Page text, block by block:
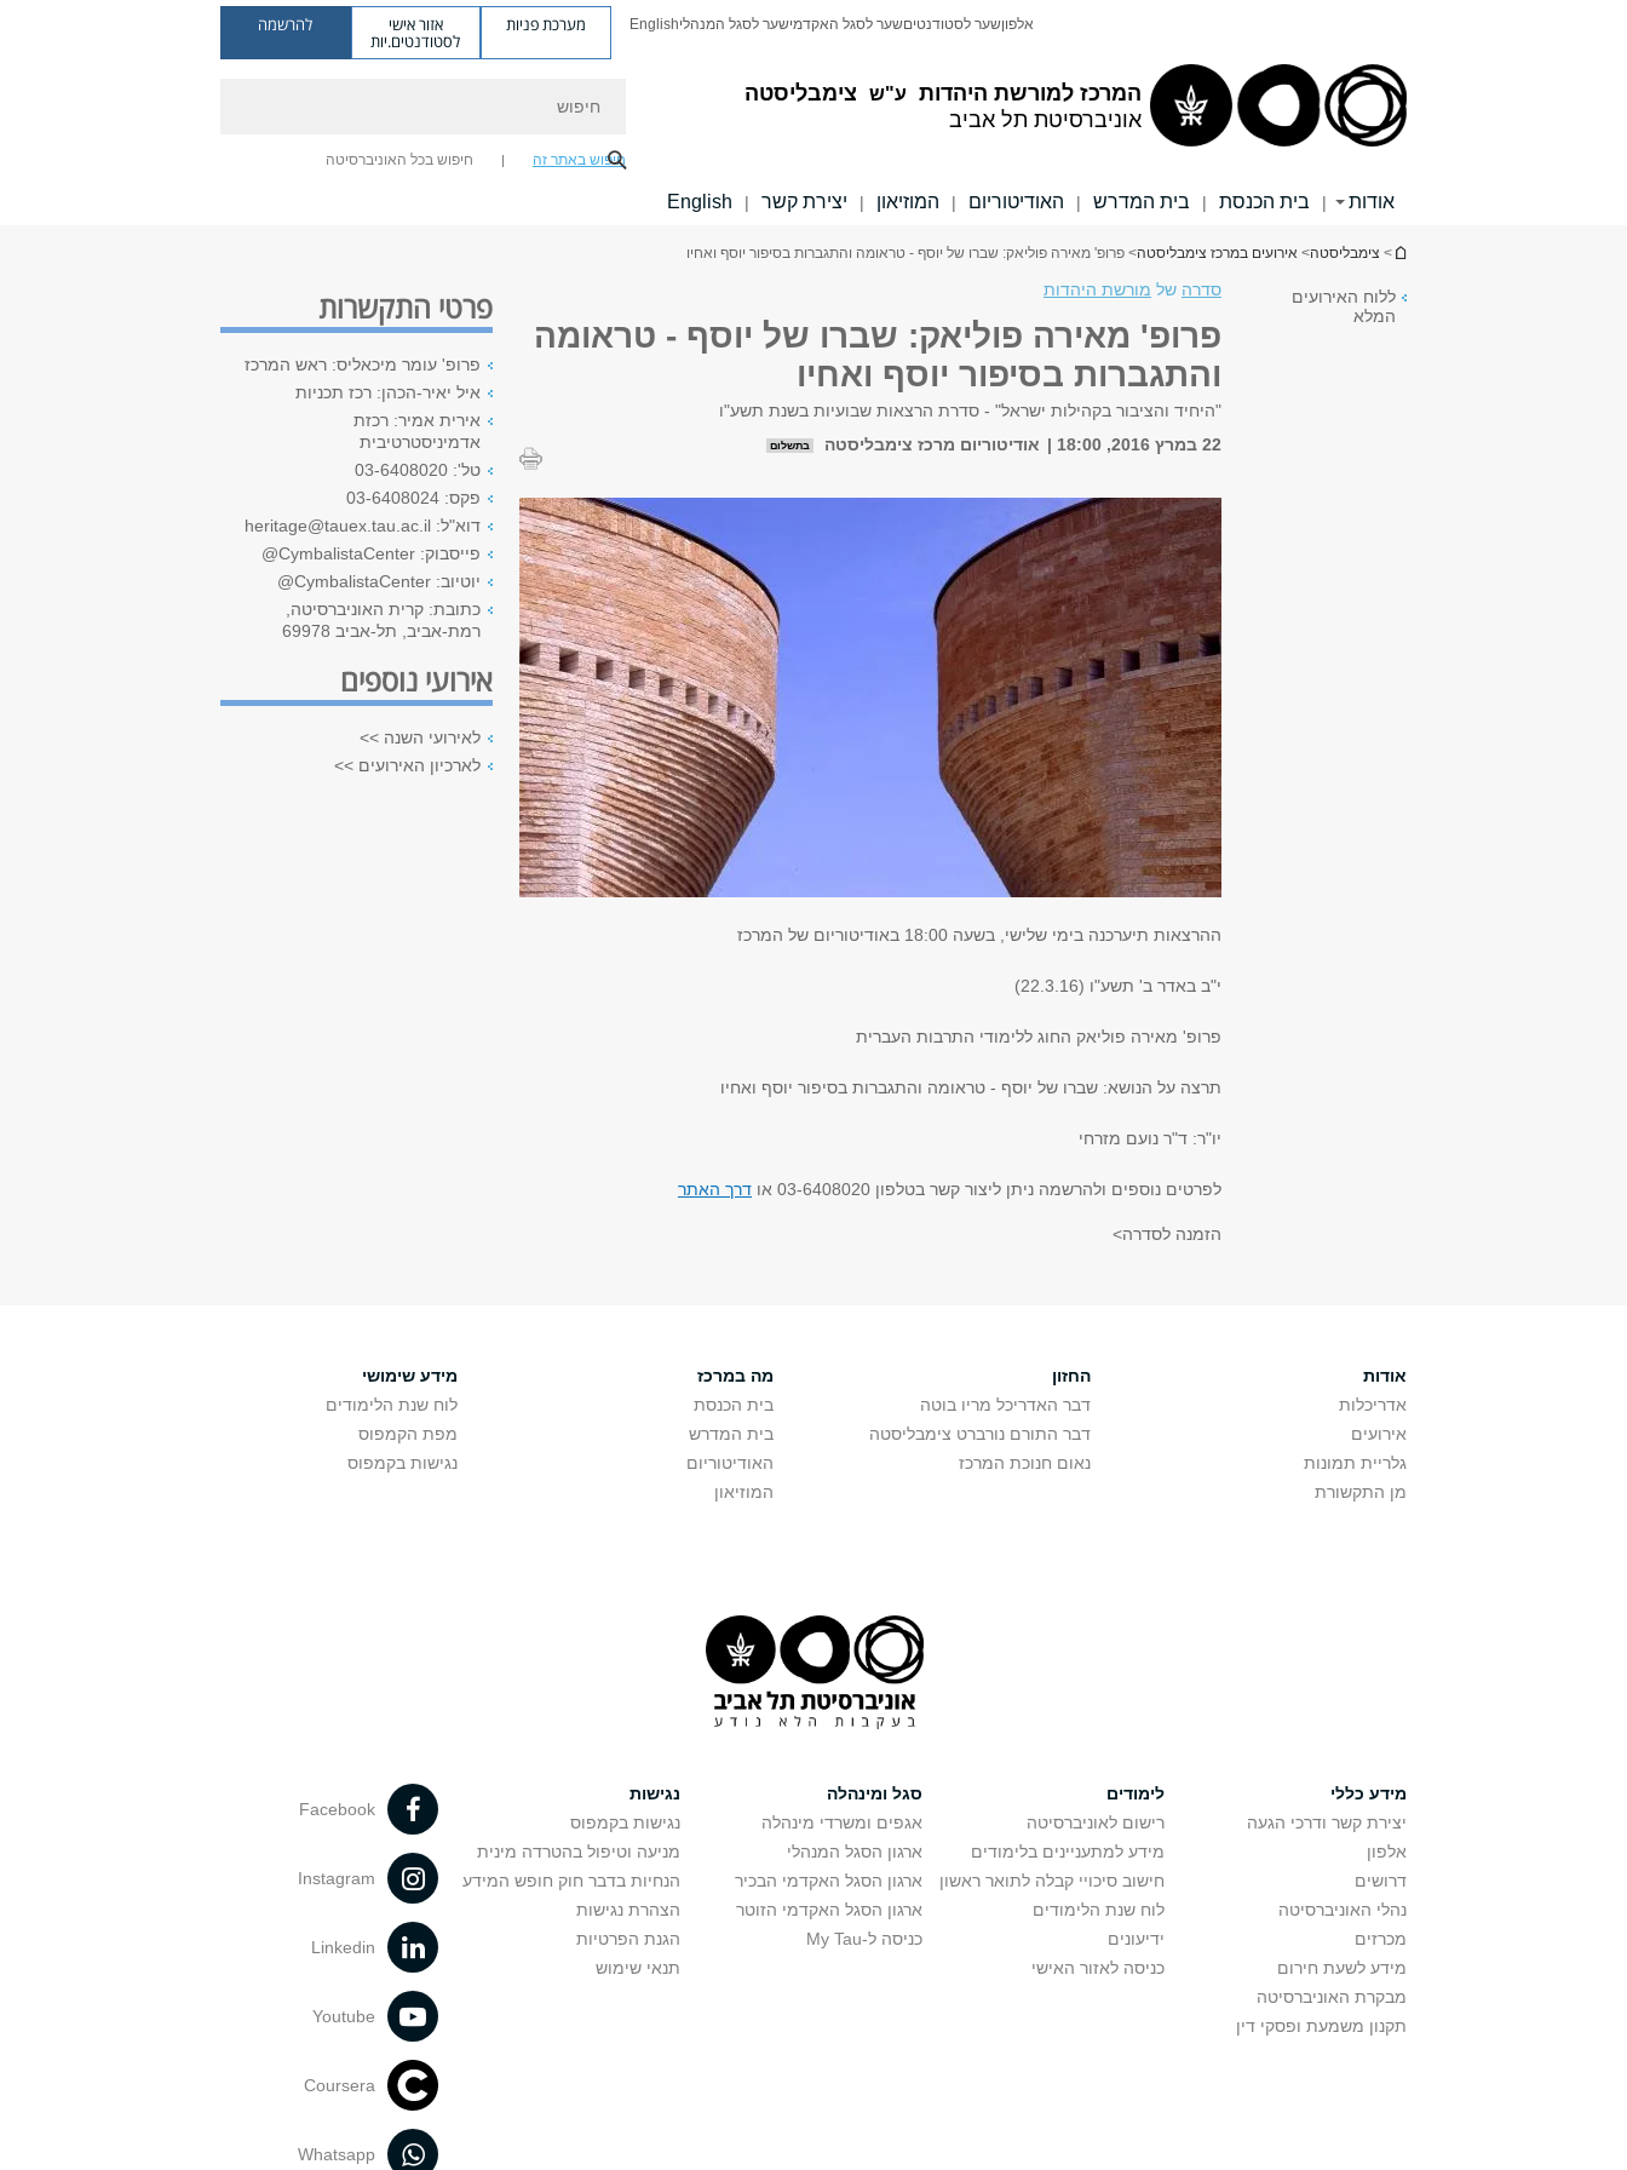
המרכז למורשת היהדות ע"ש
צימבליסטה
אוניברסיטת תל אביב
אלפוןשער לסטודנטיםשער לסגל האקדמישער לסגל המנהליEnglish מערכת פניות אזור אישי
לסטודנטים.יות
להרשמה
חיפוש באתר זה חיפוש בכל האוניברסיטה
אודות | בית הכנסת | בית המדרש | האודיטוריום | המוזיאון | יצירת קשר |
English
הינך נמצא כאן
> צימבליסטה> אירועים במרכז צימבליסטה> פרופ' מאירה פוליאק: שברו של יוסף - טראומה והתגברות בסיפור יוסף ואחיו
ללוח האירועים
המלא
סדרה של מורשת היהדות
פרופ' מאירה פוליאק: שברו של יוסף - טראומה
והתגברות בסיפור יוסף ואחיו
"היחיד והציבור בקהילות ישראל" - סדרת הרצאות שבועיות בשנת תשע"ו
22 במרץ 2016, 18:00
אודיטוריום מרכז צימבליסטה בתשלום
ההרצאות תיערכנה בימי שלישי, בשעה 18:00 באודיטוריום של המרכז
י"ב באדר ב' תשע"ו (22.3.16)
פרופ' מאירה פוליאק החוג ללימודי התרבות העברית
תרצה על הנושא: שברו של יוסף - טראומה והתגברות בסיפור יוסף ואחיו
יו"ר: ד"ר נועם מזרחי
לפרטים נוספים ולהרשמה ניתן ליצור קשר בטלפון 03-6408020 או דרך האתר
הזמנה לסדרה>
פרטי התקשרות
פרופ' עומר מיכאליס: ראש המרכז
איל יאיר-הכהן: רכז תכניות
אירית אמיר: רכזת
אדמיניסטרטיבית
טל': 03-6408020
פקס: 03-6408024
דוא"ל: heritage@tauex.tau.ac.il
פייסבוק: CymbalistaCenter@
יוטיוב: CymbalistaCenter@
כתובת: קרית האוניברסיטה,
רמת-אביב, תל-אביב 69978
אירועי נוספים
לאירועי השנה >>
לארכיון האירועים >>
אודות
אדריכלות
אירועים
גלריית תמונות
מן התקשורת
החזון
דבר האדריכל מריו בוטה
דבר התורם נורברט צימבליסטה
נאום חנוכת המרכז
מה במרכז
בית הכנסת
בית המדרש
האודיטוריום
המוזיאון
מידע שימושי
לוח שנת הלימודים
מפת הקמפוס
נגישות בקמפוס
מידע כללי
יצירת קשר ודרכי הגעה
אלפון
דרושים
נהלי האוניברסיטה
מכרזים
מידע לשעת חירום
מבקרת האוניברסיטה
תקנון משמעת ופסקי דין
לימודים
רישום לאוניברסיטה
מידע למתעניינים בלימודים
חישוב סיכויי קבלה לתואר ראשון
לוח שנת הלימודים
ידיעונים
כניסה לאזור האישי
סגל ומינהלה
אגפים ומשרדי מינהלה
ארגון הסגל המנהלי
ארגון הסגל האקדמי הבכיר
ארגון הסגל האקדמי הזוטר
כניסה ל-My Tau
נגישות
נגישות בקמפוס
מניעה וטיפול בהטרדה מינית
הנחיות בדבר חוק חופש המידע
הצהרת נגישות
הגנת הפרטיות
תנאי שימוש
Facebook
Instagram
Linkedin
Youtube
Coursera
Whatsapp